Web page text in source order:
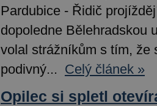
Pardubice - Řidič
dopoledne Bělehradskou
volal strážníkům s tím, že
podivný... Celý článek »
Opilec si spletl